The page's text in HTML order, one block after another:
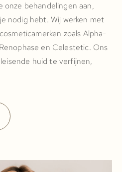
onze behandelingen aan,
nodig hebt. Wij werken met
zoals Alpha-
en Celestetic. Ons
huid te verfijnen,